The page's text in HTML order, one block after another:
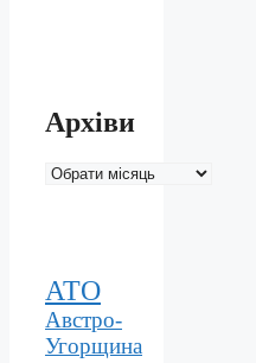
Архіви
Архіви
АТО
Австро-
Угорщина